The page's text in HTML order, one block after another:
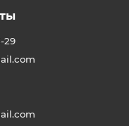
29